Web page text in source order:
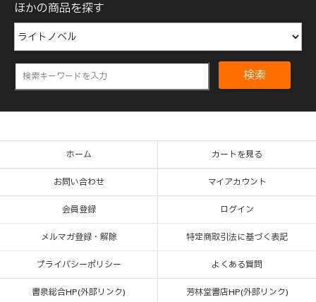
ほかの商品を探す
検索
ホーム カートを見る
お問い合わせ マイアカウント
会員登録 ログイン
メルマガ登録・解除 特定商取引法に基づく表記
プライバシーポリシー よくある質問
書泉総合HP(外部リンク) 芳林堂書店HP(外部リンク)